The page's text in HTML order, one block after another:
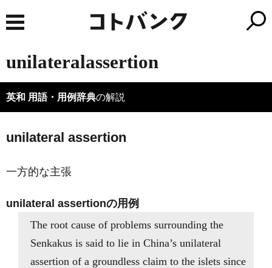
unilateralassertion
英和 用語・用例辞典の解説
unilateral assertion
一方的な主張
unilateral assertionの用例
The root cause of problems surrounding the
Senkakus is said to lie in China’s unilateral
assertion of a groundless claim to the islets since